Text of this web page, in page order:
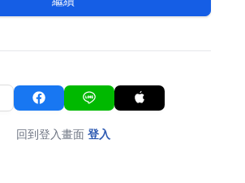
回到登入畫面 登入